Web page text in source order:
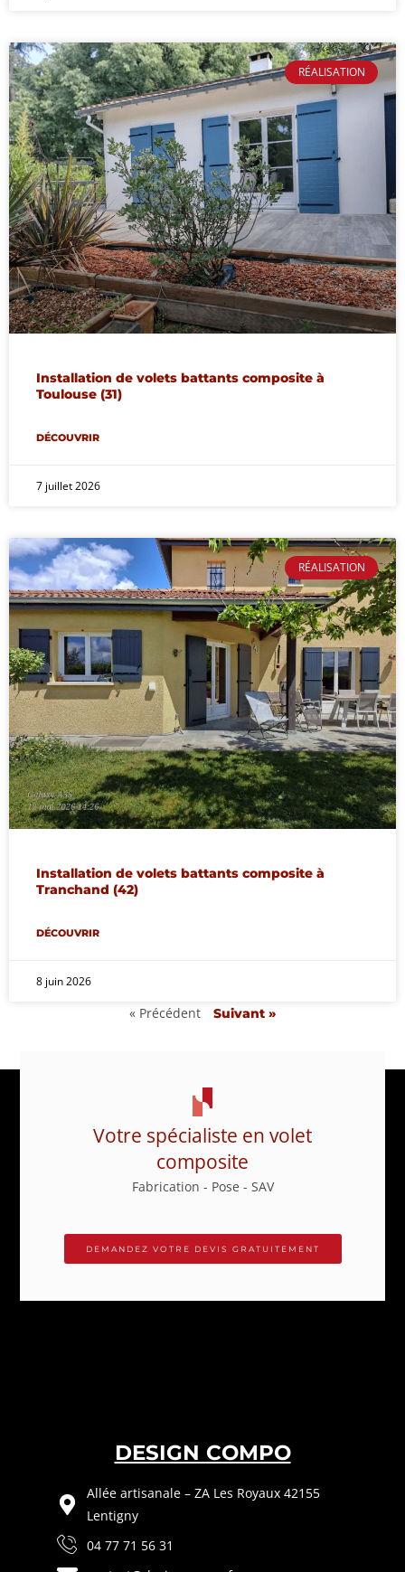
RÉALISATION
Installation de volets battants composite à
Toulouse (31)
DÉCOUVRIR
7 juillet 2026
RÉALISATION
Installation de volets battants composite à
Tranchand (42)
DÉCOUVRIR
8 juin 2026
« Précédent Suivant »
Votre spécialiste en volet
composite
Fabrication - Pose - SAV
DEMANDEZ VOTRE DEVIS GRATUITEMENT
DESIGN COMPO
Allée artisanale – ZA Les Royaux 42155
Lentigny
04 77 71 56 31